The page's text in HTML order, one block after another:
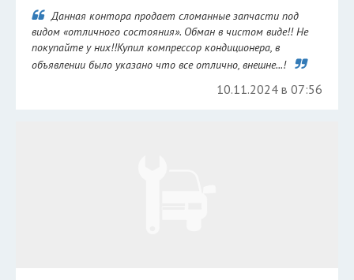
Данная контора продает сломанные запчасти под
видом «отличного состояния». Обман в чистом виде!! Не
покупайте у них!!Купил компрессор кондиционера, в
объявлении было указано что все отлично, внешне...!
10.11.2024 в 07:56